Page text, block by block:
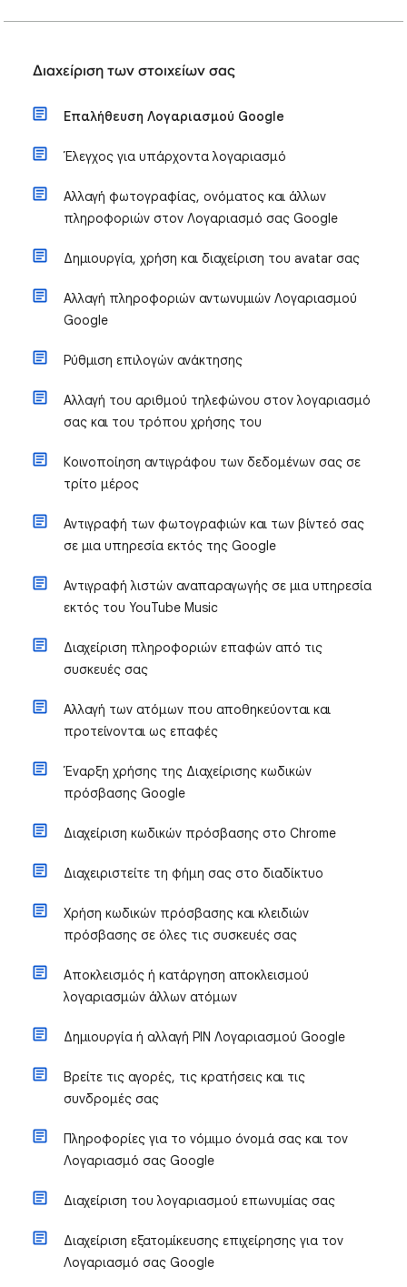
Διαχείριση των στοιχείων σας
Επαλήθευση Λογαριασμού Google
Έλεγχος για υπάρχοντα λογαριασμό
Αλλαγή φωτογραφίας, ονόματος και άλλων
πληροφοριών στον Λογαριασμό σας Google
Δημιουργία, χρήση και διαχείριση του avatar σας
Αλλαγή πληροφοριών αντωνυμιών Λογαριασμού
Google
Ρύθμιση επιλογών ανάκτησης
Αλλαγή του αριθμού τηλεφώνου στον λογαριασμό
σας και του τρόπου χρήσης του
Κοινοποίηση αντιγράφου των δεδομένων σας σε
τρίτο μέρος
Αντιγραφή των φωτογραφιών και των βίντεό σας
σε μια υπηρεσία εκτός της Google
Αντιγραφή λιστών αναπαραγωγής σε μια υπηρεσία
εκτός του YouTube Music
Διαχείριση πληροφοριών επαφών από τις
συσκευές σας
Αλλαγή των ατόμων που αποθηκεύονται και
προτείνονται ως επαφές
Έναρξη χρήσης της Διαχείρισης κωδικών
πρόσβασης Google
Διαχείριση κωδικών πρόσβασης στο Chrome
Διαχειριστείτε τη φήμη σας στο διαδίκτυο
Χρήση κωδικών πρόσβασης και κλειδιών
πρόσβασης σε όλες τις συσκευές σας
Αποκλεισμός ή κατάργηση αποκλεισμού
λογαριασμών άλλων ατόμων
Δημιουργία ή αλλαγή PIN Λογαριασμού Google
Βρείτε τις αγορές, τις κρατήσεις και τις
συνδρομές σας
Πληροφορίες για το νόμιμο όνομά σας και τον
Λογαριασμό σας Google
Διαχείριση του λογαριασμού επωνυμίας σας
Διαχείριση εξατομίκευσης επιχείρησης για τον
Λογαριασμό σας Google